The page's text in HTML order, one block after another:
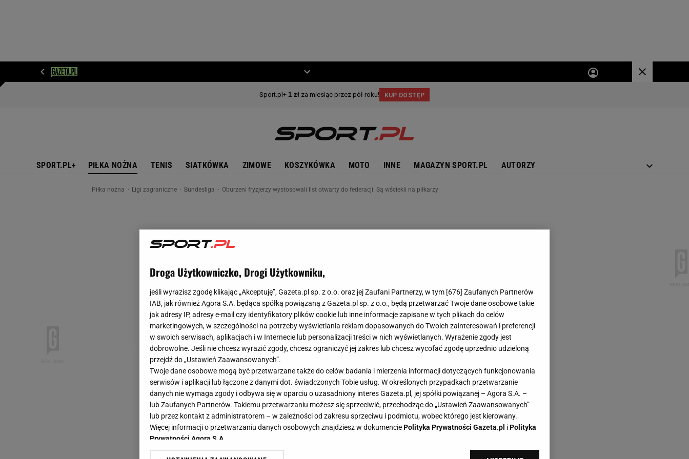
SPORT.PL+ PIŁKA NOŻNA TENIS SIATKÓWKA ZIMOWE KOSZYKÓWKA MOTO INNE MAGAZYN SPORT.PL AUTORZY
Piłka nożna Ligi zagraniczne Bundesliga Oburzeni fryzjerzy wystosowali list otwarty do federacji. Są wściekli na piłkarzy
Droga Użytkowniczko, Drogi Użytkowniku,
jeśli wyrazisz zgodę klikając „Akceptuję”, Gazeta.pl sp. z o.o. oraz jej Zaufani Partnerzy, w tym [676] Zaufanych Partnerów
IAB, jak również Agora S.A. będąca spółką powiązaną z Gazeta.pl sp. z o.o., będą przetwarzać Twoje dane osobowe takie
jak adresy IP, adresy e-mail czy identyfikatory plików cookie lub inne informacje zapisane w tych plikach do celów
marketingowych, w szczególności na potrzeby wyświetlania reklam dopasowanych do Twoich zainteresowań i preferencji
w swoich serwisach, aplikacjach i w Internecie lub personalizacji treści w nich wyświetlanych. Wyrażenie zgody jest
dobrowolne. Jeśli nie chcesz wyrazić zgody, chcesz ograniczyć jej zakres lub chcesz wycofać zgodę uprzednio udzieloną
przejdź do „Ustawień Zaawansowanych”.
Twoje dane osobowe mogą być przetwarzane także do celów badania i mierzenia informacji dotyczących funkcjonowania
serwisów i aplikacji lub łączone z danymi dot. świadczonych Tobie usług. W określonych przypadkach przetwarzanie
danych nie wymaga zgody i odbywa się w oparciu o uzasadniony interes Gazeta.pl, jej spółki powiązanej – Agora S.A. –
lub Zaufanych Partnerów. Takiemu przetwarzaniu możesz się sprzeciwić, przechodząc do „Ustawień Zaawansowanych”
lub przez kontakt z administratorem – w zależności od zakresu sprzeciwu i podmiotu, wobec którego jest kierowany.
Więcej informacji o przetwarzaniu danych osobowych znajdziesz w dokumenciePolityka Prywatności Gazeta.pl iPolityka
Prywatności Agora S.A.